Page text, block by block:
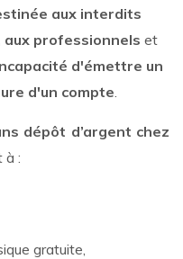
aux interdits
professionnels et
d'émettre un
d'un compte
dépôt d’argent chez
à :
gratuite,